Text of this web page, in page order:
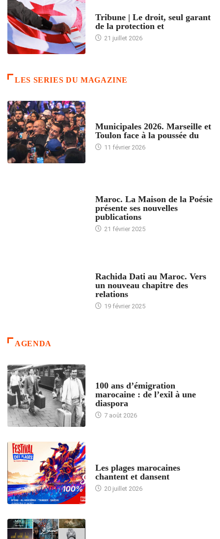
Tribune | Le droit, seul garant
de la protection et
21 juillet 2026
LES SERIES DU MAGAZINE
Municipales 2026. Marseille et
Toulon face à la poussée du
11 février 2026
Maroc. La Maison de la Poésie
présente ses nouvelles
publications
21 février 2025
Rachida Dati au Maroc. Vers
un nouveau chapitre des
relations
19 février 2025
AGENDA
100 ans d’émigration
marocaine : de l’exil à une
diaspora
7 août 2026
Les plages marocaines
chantent et dansent
20 juillet 2026